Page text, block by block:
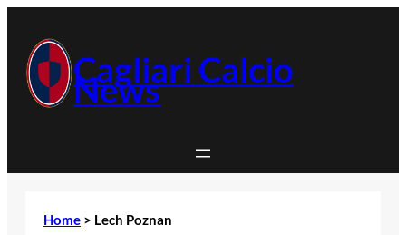
contenuto Cagliari Calcio
News
Home > Lech Poznan